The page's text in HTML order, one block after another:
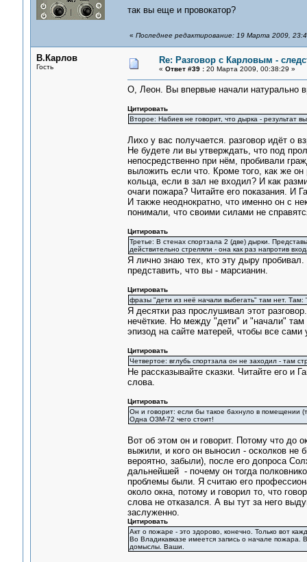
так вы еще и провокатор?
« Последнее редактирование: 19 Марта 2009,
В.Карлов
Гость
Re: Разговор с Карловым -
« Ответ #39 :20 Марта 2009, 00:38:29 »
О, Леон. Вы впервые начали натурально
Цитировать
Второе: Набиев не говорит, что дырка - результат
Лихо у вас получается. разговор идёт о
Не будете ли вы утверждать, что под
непосредственно при нём, пробивали
выложить если что. Кроме того, как же
кольца, если в зал не входил? И как
очаги пожара? Читайте его показания. И
И также неоднократно, что именно он с
понимали, что своими силами не
Цитировать
Третье: В стенах спортзала 2 (две) дырки.
действительно стреляли - она как раз напротив
Я лично знаю тех, кто эту дыру
представить, что вы - марсианин.
Цитировать
фразы "дети из неё начали выбегать" там нет. Там:
Я десятки раз прослушивал этот
нечёткие. Но между "дети" и "начали"
эпизод на сайте матерей, чтобы все
Цитировать
Четвертое: вглубь спортзала он не заходил - там
Не рассказывайте сказки. Читайте его и
слова.
Цитировать
Он и говорит: если бы такое бахнуло в помещении
Одна ОЗМ-72 чего стоит!
Вот об этом он и говорит. Потому что до
выжили, и кого он выносил - осколков не
вероятно, забыли), после его допроса
дальнейшей - почему он тогда
проблемы были. Я считаю его
около окна, потому и говорил то, что
слова не отказался. А вы тут за него
заслуженно.
Цитировать
Акт о пожаре - это здорово, конечно. Только вот
Во Владикавказе имеется запись о начале пожара.
домыслы. Ваши.